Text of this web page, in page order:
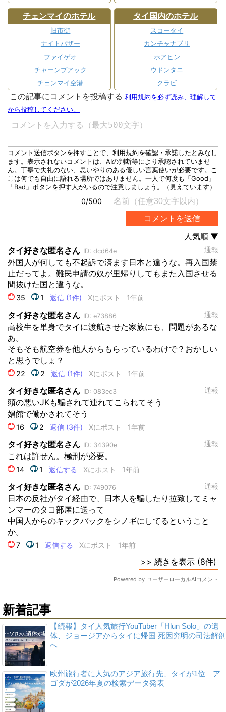
チェンマイのホテル
旧市街
ナイトバザー
ファイゲオ
チャーンプアック
チェンマイ空港
タイ国内のホテル
スコータイ
カンチャナブリ
ホアヒン
ウドンタニ
クラビ
新着記事
【続報】タイ人気旅行YouTuber「Hlun Solo」の遺
体、ジョージアからタイに帰国 死因究明の司法解剖
へ
欧州旅行者に人気のアジア旅行先、タイが1位 ア
ゴダが2026年夏の検索データ発表